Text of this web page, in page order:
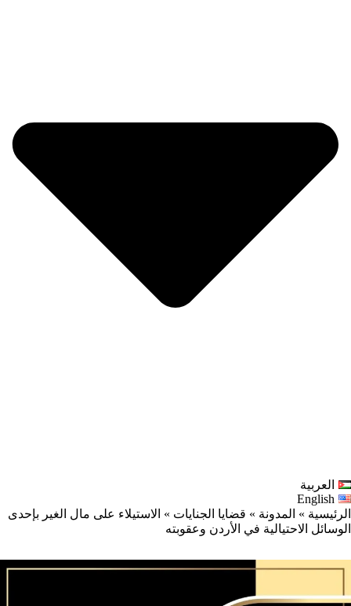
العربية
English
الرئيسية » المدونة » قضايا الجنايات » الاستيلاء على مال الغير بإحدى
الوسائل الاحتيالية في الأردن وعقوبته